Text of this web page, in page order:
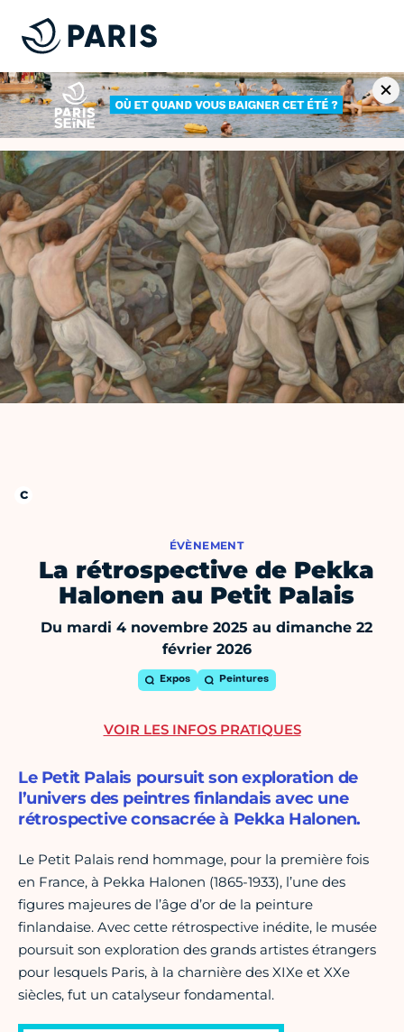
ÉVÈNEMENT
La rétrospective de Pekka
Halonen au Petit Palais
Du mardi 4 novembre 2025 au dimanche 22
février 2026
Expos Peintures
Le Petit Palais poursuit son exploration de
l’univers des peintres finlandais avec une
rétrospective consacrée à Pekka Halonen.
Le Petit Palais rend hommage, pour la première fois
en France, à Pekka Halonen (1865-1933), l’une des
figures majeures de l’âge d’or de la peinture
finlandaise. Avec cette rétrospective inédite, le musée
poursuit son exploration des grands artistes étrangers
pour lesquels Paris, à la charnière des XIXe et XXe
siècles, fut un catalyseur fondamental.
VOIR LES INFOS PRATIQUES